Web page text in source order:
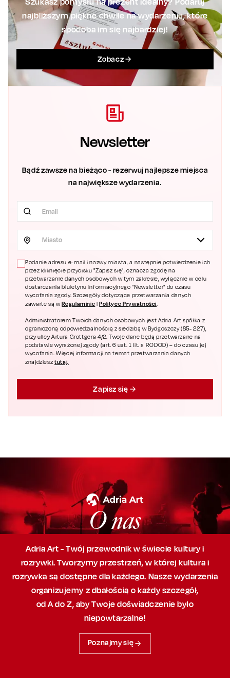
najbliższym piękne chwile na wydarzeniu, które
spodoba im się najbardziej!
Zobacz
Newsletter
Bądź zawsze na bieżąco - rezerwuj najlepsze miejsca
na największe wydarzenia.
Miasto
Podanie adresu e-mail i nazwy miasta, a następnie potwierdzenie ich
przez kliknięcie przycisku "Zapisz się", oznacza zgodę na
przetwarzanie danych osobowych w tym zakresie, wyłącznie w celu
dostarczania biuletynu informacyjnego "Newsletter" do czasu
wycofania zgody. Szczegóły dotyczące przetwarzania danych
zawarte są wRegulaminie iPolityce Prywatności.
Administratorem Twoich danych osobowych jest Adria Art spółka z
ograniczoną odpowiedzialnością z siedzibą w Bydgoszczy (85- 227),
przy ulicy Artura Grottgera 4/2. Twoje dane będą przetwarzane na
podstawie wyrażonej zgody (art. 6 ust. 1 lit. a RODOD) – do czasu jej
wycofania. Więcej informacji na temat przetwarzania danych
znajdziesztutaj.
Zapisz się
O nas
Adria Art - Twój przewodnik w świecie kultury i
rozrywki. Tworzymy przestrzeń,w której kultura i
rozrywka są dostępne dla każdego. Nasze wydarzenia
organizujemy z dbałością o każdy szczegół,
od A do Z, abyTwoje doświadczenie było
niepowtarzalne!
Poznajmy się